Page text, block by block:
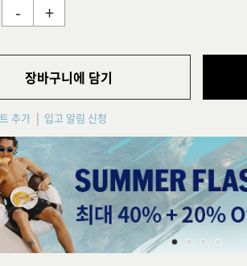
- +
장바구니에 담기
추가 입고 알림 신청